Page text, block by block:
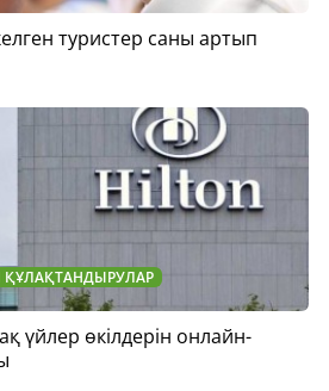
туристер саны артып
ҚҰЛАҚТАНДЫРУЛАР
үйлер өкілдерін онлайн-